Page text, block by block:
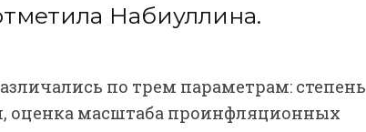
Набиуллина.
по трем параметрам: степень
оценка масштаба проинфляционных